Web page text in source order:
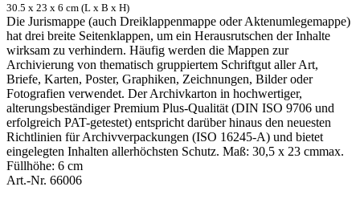
30.5 x 23 x 6 cm (L x B x H)
Die Jurismappe (auch Dreiklappenmappe oder Aktenumlegemappe)
hat drei breite Seitenklappen, um ein Herausrutschen der Inhalte
wirksam zu verhindern. Häufig werden die Mappen zur
Archivierung von thematisch gruppiertem Schriftgut aller Art,
Briefe, Karten, Poster, Graphiken, Zeichnungen, Bilder oder
Fotografien verwendet. Der Archivkarton in hochwertiger,
alterungsbeständiger Premium Plus-Qualität (DIN ISO 9706 und
erfolgreich PAT-getestet) entspricht darüber hinaus den neuesten
Richtlinien für Archivverpackungen (ISO 16245-A) und bietet
eingelegten Inhalten allerhöchsten Schutz. Maß: 30,5 x 23 cmmax.
Füllhöhe: 6 cm
Art.-Nr. 66006